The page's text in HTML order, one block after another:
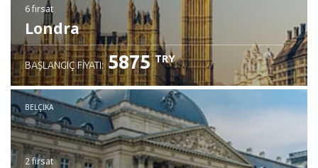
6 fırsat
Londra
BAŞLANGIÇ FIYATI: 5875 TRY
BELÇIKA
2 fırsat